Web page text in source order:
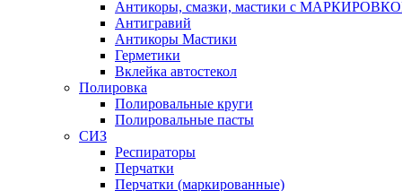
Антикоры, смазки, мастики с
Антигравий
Антикоры Мастики
Герметики
Вклейка автостекол
Полировка
Полировальные круги
Полировальные пасты
СИЗ
Респираторы
Перчатки
Перчатки (маркированные)